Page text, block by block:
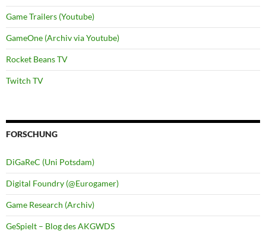
Game Trailers (Youtube)
GameOne (Archiv via Youtube)
Rocket Beans TV
Twitch TV
FORSCHUNG
DiGaReC (Uni Potsdam)
Digital Foundry (@Eurogamer)
Game Research (Archiv)
GeSpielt – Blog des AKGWDS